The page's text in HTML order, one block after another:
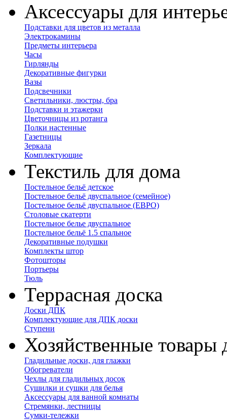
Аксессуары для
Подставки для цветов из металла
Электрокамины
Предметы интерьера
Часы
Гирлянды
Декоративные фигурки
Вазы
Подсвечники
Светильники, люстры, бра
Подставки и этажерки
Цветочницы из ротанга
Полки настенные
Газетницы
Зеркала
Комплектующие
Текстиль для дома
Постельное бельё детское
Постельное бельё двуспальное (семейное)
Постельное бельё двуспальное (ЕВРО)
Столовые скатерти
Постельное белье двуспальное
Постельное бельё 1.5 спальное
Декоративные подушки
Комплекты штор
Фотошторы
Портьеры
Тюль
Террасная доска
Доски ДПК
Комплектующие для ДПК доски
Ступени
Хозяйственные товары
Гладильные доски, для глажки
Обогреватели
Чехлы для гладильных досок
Сушилки и сушки для белья
Аксессуары для ванной комнаты
Стремянки, лестницы
Сумки-тележки